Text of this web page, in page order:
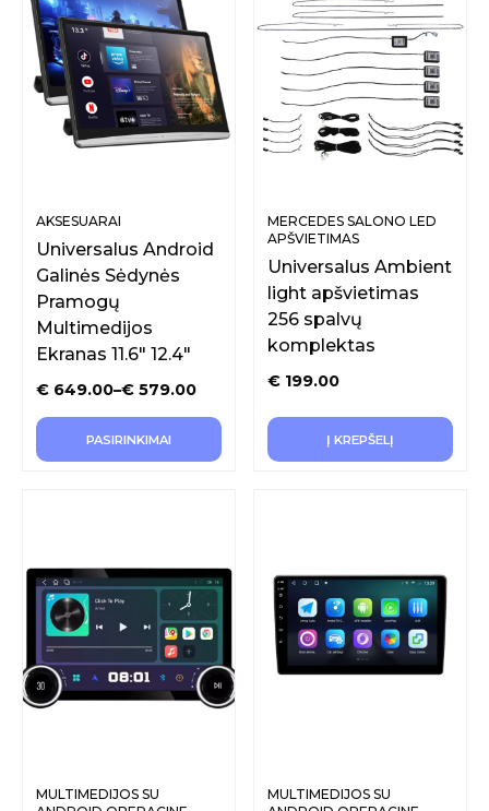
AKSESUARAI
Universalus Android
Galinės Sėdynės
Pramogų
Multimedijos
Ekranas 11.6″ 12.4″
€ 579.00
–
€ 649.00
PASIRINKIMAI
MERCEDES SALONO LED
APŠVIETIMAS
Universalus Ambient
light apšvietimas
256 spalvų
komplektas
€ 199.00
Į KREPŠELĮ
MULTIMEDIJOS SU
MULTIMEDIJOS SU